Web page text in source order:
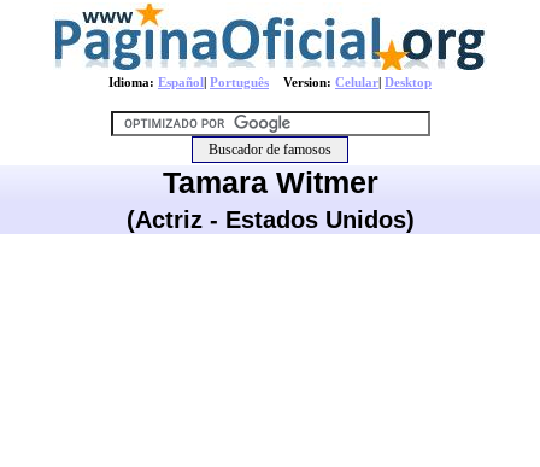
Idioma: Español| Português Version: Celular| Desktop
Tamara Witmer
(Actriz - Estados Unidos)